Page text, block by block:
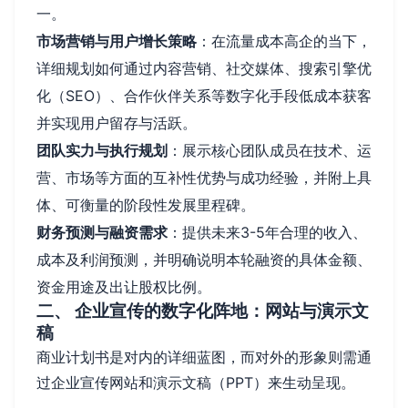
一。
市场营销与用户增长策略：在流量成本高企的当下，
详细规划如何通过内容营销、社交媒体、搜索引擎优
化（SEO）、合作伙伴关系等数字化手段低成本获客
并实现用户留存与活跃。
团队实力与执行规划 ：展示核心团队成员在技术、运
营、市场等方面的互补性优势与成功经验，并附上具
体、可衡量的阶段性发展里程碑。
财务预测与融资需求 ：提供未来3-5年合理的收入、
成本及利润预测，并明确说明本轮融资的具体金额、
资金用途及出让股权比例。
二、 企业宣传的数字化阵地：网站与演示文
稿
商业计划书是对内的详细蓝图，而对外的形象则需通
过企业宣传网站和演示文稿（PPT）来生动呈现。